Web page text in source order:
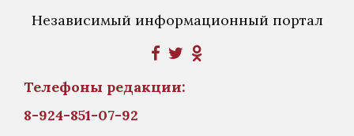
Независимый информационный портал
Телефоны редакции:
8-924-851-07-92